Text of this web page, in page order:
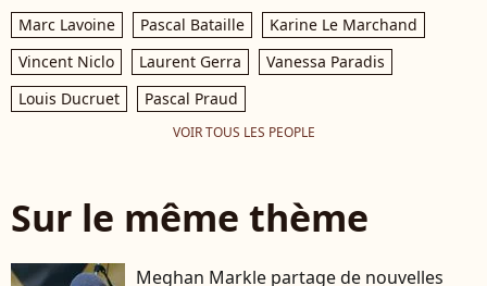
Marc Lavoine Pascal Bataille
Karine Le Marchand
Vincent Niclo
Laurent Gerra
Vanessa Paradis
Louis Ducruet
Pascal Praud
VOIR TOUS LES PEOPLE
Sur le même thème
Meghan Markle partage de nouvelles